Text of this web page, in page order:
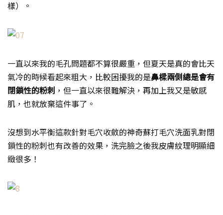
樣）。
一直以來我的毛孔問題都不算很嚴重，但夏天是真的會比天
氣冷的時候看起來粗大，比較困擾我的是鼻樑兩側總是會有
閉鎖性的粉刺 ，但一直以來很難解決，再加上我又是敏感
肌，也就放棄這件事了。
沒想到水平衡這款針對毛穴收斂的神奇蘇打毛穴洗面乳對閉
鎖性的粉刺也有改善的效果，洗完臉之後我皮膚紋理明顯細
緻很多！